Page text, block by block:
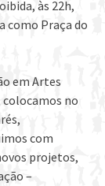
às 22h,
como Praça do
em Artes
colocamos no
com
projetos,
–